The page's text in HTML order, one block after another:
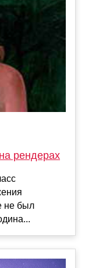
рендерах
не был